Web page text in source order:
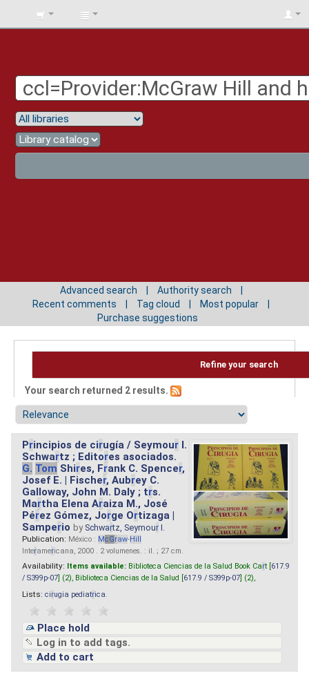
BIBLIOTECA
Advanced search
Authority search
Recent comments
Tag cloud
Most popular
Purchase suggestions
Refine your search
Your search returned 2 results.
Principios de cirugía / Seymour I.
Schwartz ; Editores asociados.
G. Tom Shires, Frank C. Spencer,
Josef E. | Fischer, Aubrey C.
Galloway, John M. Daly ; trs.
Martha Elena Araiza M., José
Pérez Gómez, Jorge Ortizaga |
Samperio by Schwartz, Seymour I.
Publication: México : McGraw-Hill
Interamericana, 2000 . 2 volumenes. : il. ; 27 cm.
Availability: Items available: Biblioteca Ciencias de la Salud Book Cart [ 617.9
/ S399p-07 ] (2), Biblioteca Ciencias de la Salud [ 617.9 / S399p-07 ] (2),
Lists: cirugia pediatrica
Place hold
Log in to add tags.
Add to cart